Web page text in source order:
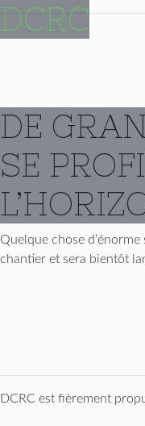
DCRC
DE
SE
Quelque chose
chantier et sera bientôt
DCRC est fièrement